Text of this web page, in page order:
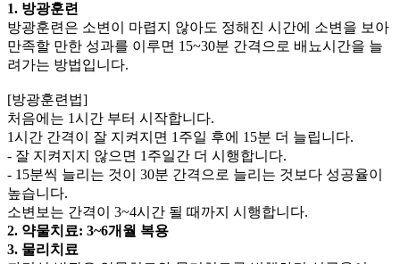
1. 방광훈련
방광훈련은 소변이 마렵지 않아도 정해진 시간에 소변을 보아
만족할 만한 성과를 이루면 15~30분 간격으로 배뇨시간을 늘
려가는 방법입니다.
[방광훈련법]
처음에는 1시간 부터 시작합니다.
1시간 간격이 잘 지켜지면 1주일 후에 15분 더 늘립니다.
- 잘 지켜지지 않으면 1주일간 더 시행합니다.
- 15분씩 늘리는 것이 30분 간격으로 늘리는 것보다 성공율이
높습니다.
소변보는 간격이 3~4시간 될 때까지 시행합니다.
2. 약물치료: 3~6개월 복용
3. 물리치료